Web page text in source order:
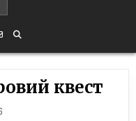
квест